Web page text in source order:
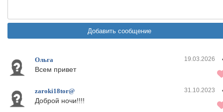
Ольга 19.03.2026
Всем привет
zaroki18tor@ 31.10.2023
Доброй ночи!!!!